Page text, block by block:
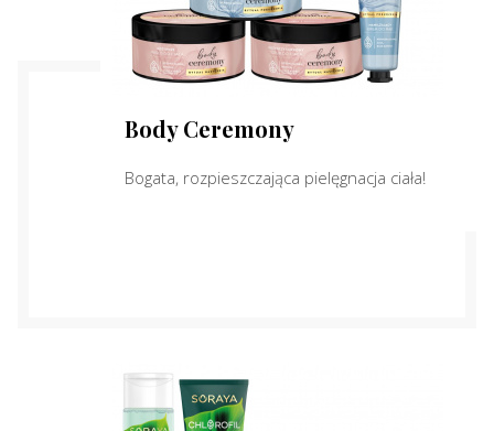
Body Ceremony
Bogata, rozpieszczająca pielęgnacja ciała!